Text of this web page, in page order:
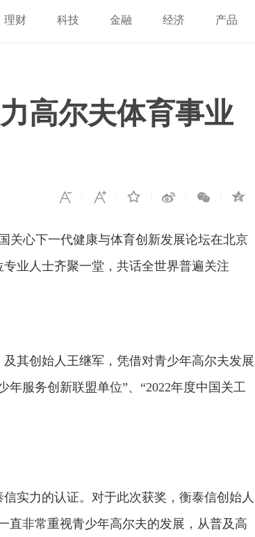
理财 科技 金融 经济 产品
高尔夫体育事业
关心下一代健康与体育创新发展论坛在北京
业人士齐聚一堂，共话全世界普遍关注
其创始人王继军，凭借对青少年高尔夫发展
服务创新联盟单位”、“2022年度中国关工
实力的认证。对于此次获奖，衡泰信创始人
直非常重视青少年高尔夫的发展，从普及高